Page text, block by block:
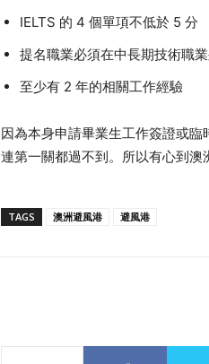
IELTS 的 4 個單項不低於 5 分
提名職業必須在中長期技術職
至少有 2 年的相關工作經驗
因為本身申請畢業生工作簽證或
連第一關都過不到。所以有心到澳
TAGS 澳洲避風港 避風港